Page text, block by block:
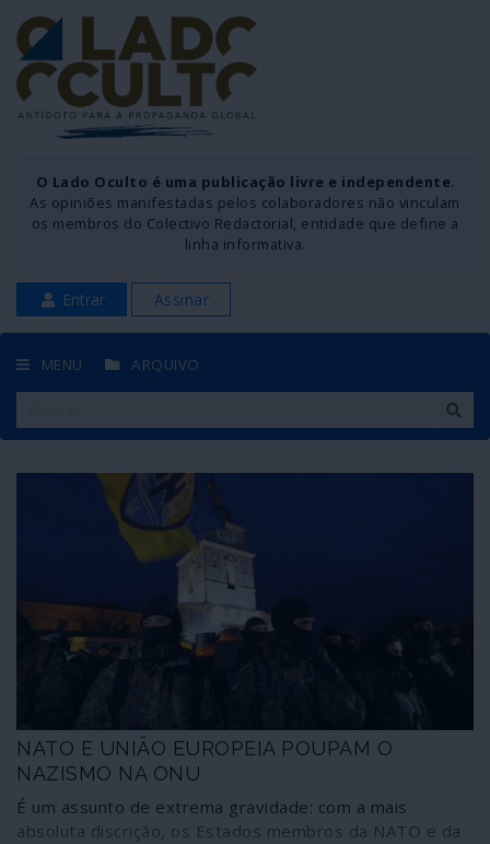
O Lado Oculto é uma publicação livre e independente.
As opiniões manifestadas pelos colaboradores não vinculam
os membros do Colectivo Redactorial, entidade que define a
linha informativa.
Entrar Assinar
MENU ARQUIVO
NATO E UNIÃO EUROPEIA POUPAM O
NAZISMO NA ONU
É um assunto de extrema gravidade: com a mais
absoluta discrição, os Estados membros da NATO e da